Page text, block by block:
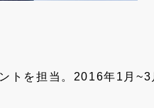
を担当。2016年1月~3